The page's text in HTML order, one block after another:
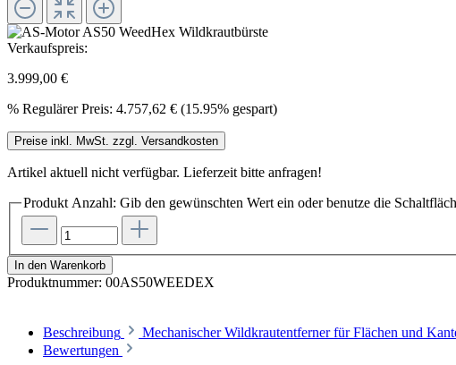
Verkaufspreis:
3.999,00 €
% Regulärer Preis: 4.757,62 € (15.95% gespart)
Preise inkl. MwSt. zzgl. Versandkosten
Artikel aktuell nicht verfügbar. Lieferzeit bitte anfragen!
Produkt Anzahl: Gib den gewünschten Wert ein oder benutze die
In den Warenkorb
Produktnummer: 00AS50WEEDEX
Beschreibung Mechanischer Wildkrautentferner für Flächen und
Bewertungen